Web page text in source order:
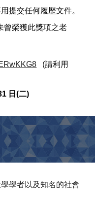
提交任何履歷文件。
曾榮獲此獎項之老
(請利用
日(二)
學者以及知名的社會